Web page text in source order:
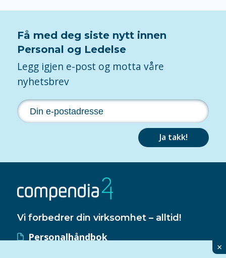
Få med deg siste nytt innen
Personal og Ledelse
Legg igjen e-post og motta våre
nyhetsbrev
Ja takk!
Vi forbedrer din virksomhet – alltid!
Personalhåndbok
×